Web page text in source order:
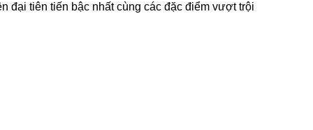
đại tiên tiến bậc nhất cùng các đặc điểm vượt trội